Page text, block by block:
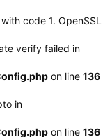
code 1. OpenSSL
verify failed in
on line 136
in
on line 136